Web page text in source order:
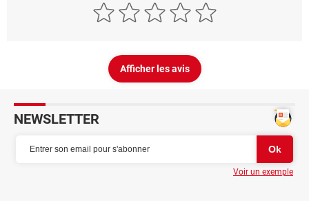
Afficher les avis
NEWSLETTER
Voir un exemple